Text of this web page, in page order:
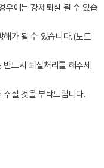
우에는 강제퇴실 될 수 있습
해가 될 수 있습니다.(노트
드시 퇴실처리를 해주세
주실 것을 부탁드립니다.